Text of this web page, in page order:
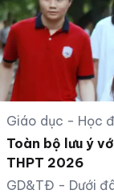
Giáo dục - Học
Toàn bộ lưu ý
THPT 2026
GD&TĐ - Dưới